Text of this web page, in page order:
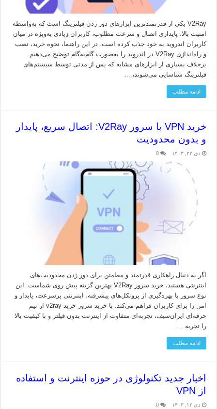
V2Ray یکی از قدرتمندترین ابزارهای دور زدن فیلترینگ است که به‌واسطه
امنیت بالا، پایداری اتصال و سرعت مطلوب، کاربران زیادی به‌ویژه در میان
کاربران اندروید به خود جذب کرده است. در این راهنما، نحوه خرید، نصب
و راه‌اندازی V2Ray در اندروید را به‌صورت گام‌به‌گام توضیح می‌دهیم.
برخلاف بسیاری از ابزارهای مشابه که پس از مدتی توسط سیستم‌های
فیلترینگ شناسایی می‌شوند، …
ادامه مطلب
خرید VPN با سرور V2Ray: اتصال سریع، پایدار
و بدون محدودیت
دی ۲۲, ۱۴۰۳ 0
اگر به دنبال راهکاری قدرتمند و مطمئن برای دور زدن محدودیت‌های
اینترنتی هستید، خرید سرور V2Ray بهترین گزینه پیش روی شماست. این
نوع سرور با بهره‌گیری از پروتکل‌های پیشرفته، اینترنتی پرسرعت، پایدار و
امن را برای کاربران فراهم می‌کند. با خرید سرور خرید v2ray از تیم
حرفه‌ای ایران‌سیف، تجربه‌ای متفاوت از اینترنت بدون فیلتر و با کیفیت بالا
را تجربه …
ادامه مطلب
اخبار جدید تکنولوژی در حوزه اینترنت و استفاده
از VPN
دی ۱۲, ۱۴۰۳ 0